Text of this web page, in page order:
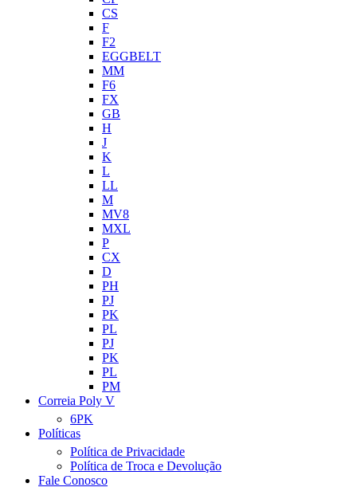
CS
F
F2
EGGBELT
MM
F6
FX
GB
H
J
K
L
LL
M
MV8
MXL
P
CX
D
PH
PJ
PK
PL
PJ
PK
PL
PM
Correia Poly V
6PK
Políticas
Política de Privacidade
Política de Troca e Devolução
Fale Conosco